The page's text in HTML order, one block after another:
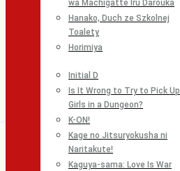
wa Machigatte Iru Darouka
Hanako, Duch ze Szkolnej
Toalety
Horimiya
Initial D
Is It Wrong to Try to Pick Up
Girls in a Dungeon?
K-ON!
Kage no Jitsuryokusha ni
Naritakute!
Kaguya-sama: Love Is War